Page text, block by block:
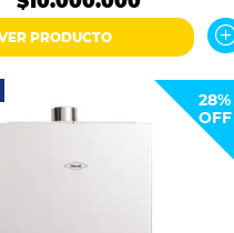
PRODUCTO
28%
OFF